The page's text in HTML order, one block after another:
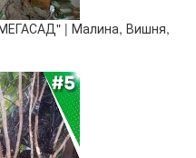
| Малина, Вишня,